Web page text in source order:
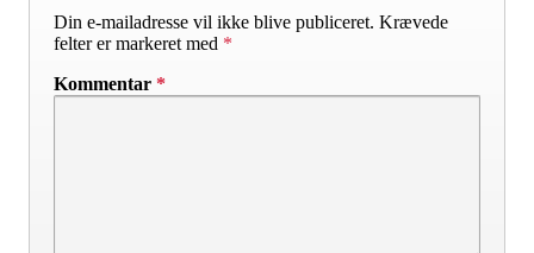
Din e-mailadresse vil ikke blive publiceret. Krævede
felter er markeret med *
Kommentar *